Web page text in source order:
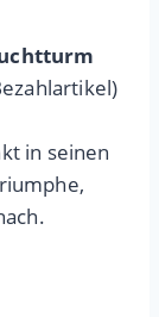
in seinen